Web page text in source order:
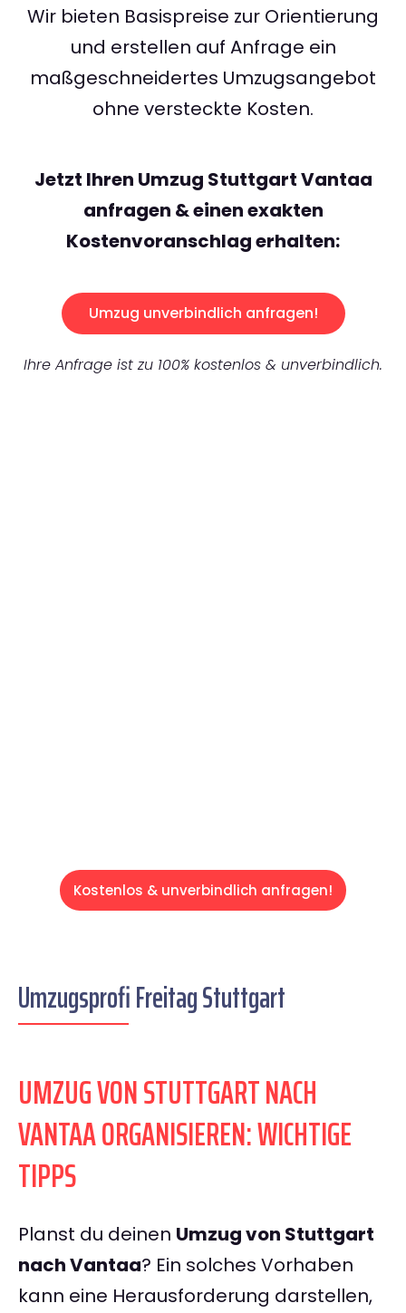
Wir bieten Basispreise zur Orientierung
und erstellen auf Anfrage ein
maßgeschneidertes Umzugsangebot
ohne versteckte Kosten.
Jetzt Ihren Umzug Stuttgart Vantaa
anfragen & einen exakten
Kostenvoranschlag erhalten:
Umzug unverbindlich anfragen!
Ihre Anfrage ist zu 100% kostenlos & unverbindlich.
Kostenlos & unverbindlich anfragen!
Umzugsprofi Freitag Stuttgart
UMZUG VON STUTTGART NACH
VANTAA ORGANISIEREN: WICHTIGE
TIPPS
Planst du deinen Umzug von Stuttgart
nach Vantaa? Ein solches Vorhaben
kann eine Herausforderung darstellen,